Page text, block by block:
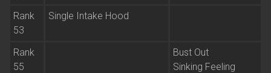
Rank
53
Single Intake Hood
Rank
55
Bust Out
Sinking Feeling